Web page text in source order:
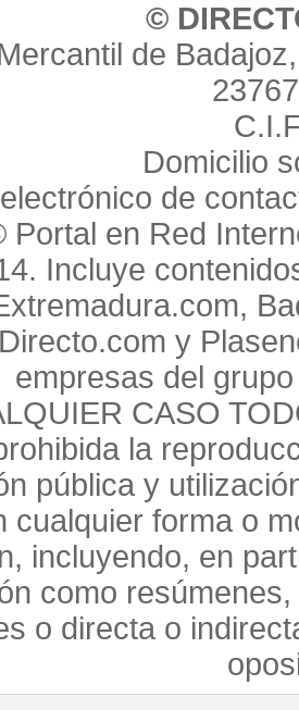
©
de
Domicilio
de
Portal en Red
Incluye
y
empresas del
CASO
la
pública y
cualquier forma o
incluyendo, en
como
o directa o